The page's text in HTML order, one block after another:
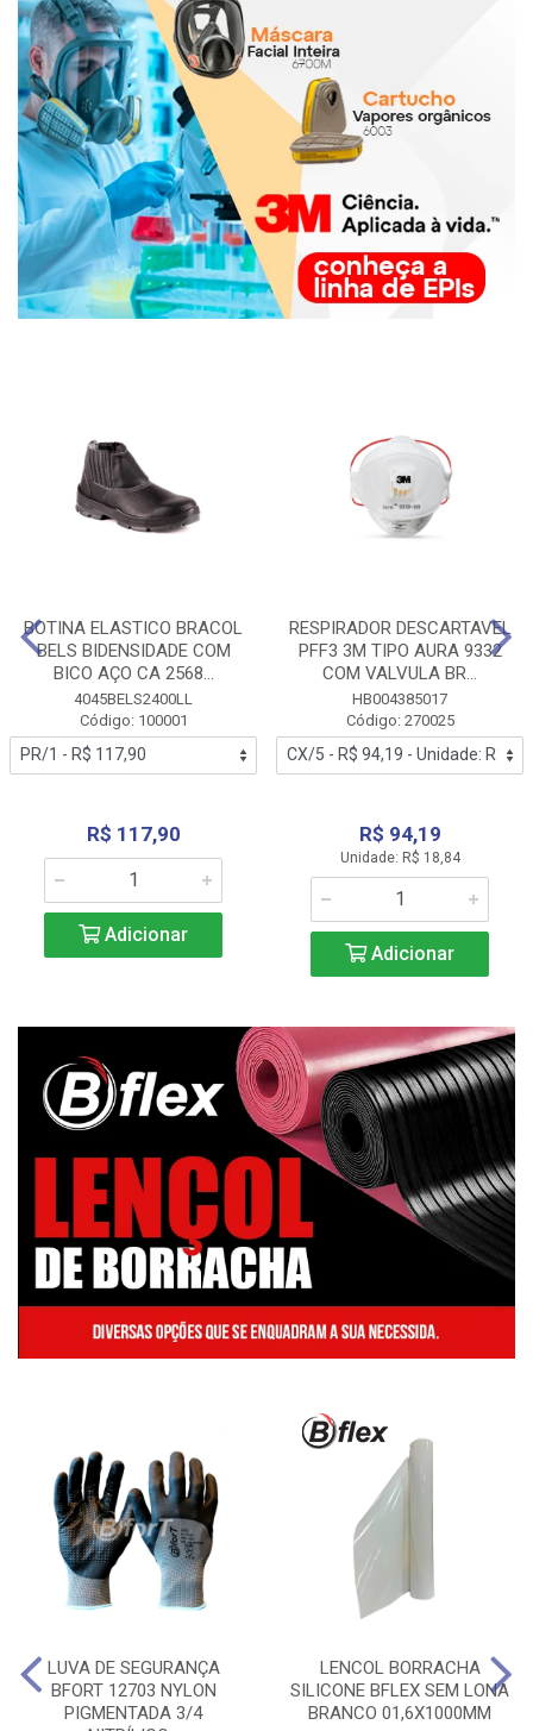
BOTINA ELASTICO BRACOL
BELS BIDENSIDADE COM
BICO AÇO CA 2568...
4045BELS2400LL
Código: 100001
R$ 117,90
Adicionar
RESPIRADOR DESCARTAVEL
PFF3 3M TIPO AURA 9332
COM VALVULA BR...
HB004385017
Código: 270025
R$ 94,19
Unidade: R$ 18,84
Adicionar
LUVA DE SEGURANÇA
BFORT 12703 NYLON
PIGMENTADA 3/4
LENCOL BORRACHA
SILICONE BFLEX SEM LONA
BRANCO 01,6X1000MM